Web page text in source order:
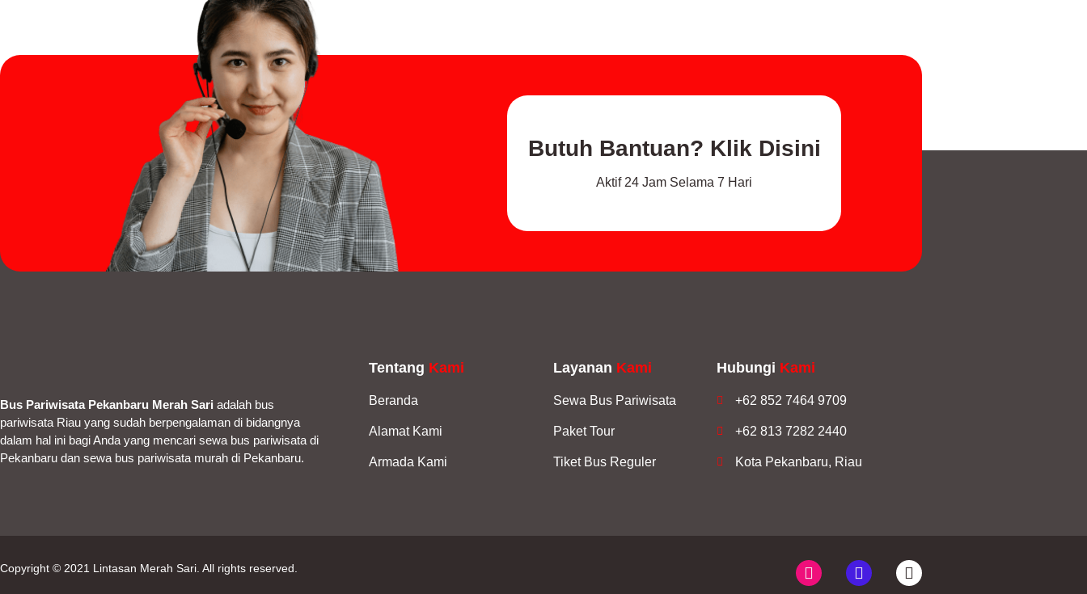
Butuh Bantuan? Klik Disini
Aktif 24 Jam Selama 7 Hari
Bus Pariwisata Pekanbaru Merah Sari adalah bus
pariwisata Riau yang sudah berpengalaman di bidangnya
dalam hal ini bagi Anda yang mencari sewa bus pariwisata di
Pekanbaru dan sewa bus pariwisata murah di Pekanbaru.
Tentang Kami
Beranda
Alamat Kami
Armada Kami
Layanan Kami
Sewa Bus Pariwisata
Paket Tour
Tiket Bus Reguler
Hubungi Kami
+62 852 7464 9709
+62 813 7282 2440
Kota Pekanbaru, Riau
Copyright © 2021 Lintasan Merah Sari . All rights reserved.